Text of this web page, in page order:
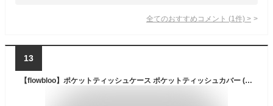
全てのおすすめコメント (1 件) >
13
【flowbloo】ポケットティッシュケース ポケットティッシュカバー (ブラック)